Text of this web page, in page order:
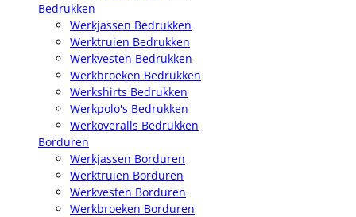
Bedrukken
Werkjassen Bedrukken
Werktruien Bedrukken
Werkvesten Bedrukken
Werkbroeken Bedrukken
Werkshirts Bedrukken
Werkpolo's Bedrukken
Werkoveralls Bedrukken
Borduren
Werkjassen Borduren
Werktruien Borduren
Werkvesten Borduren
Werkbroeken Borduren